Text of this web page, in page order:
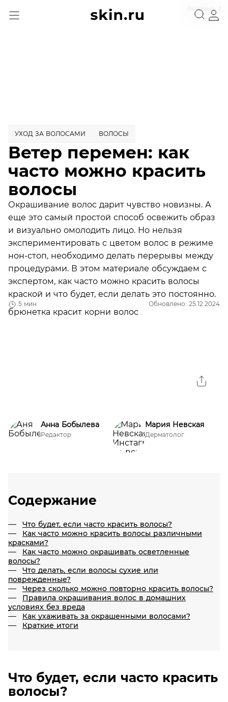
Реклама
5 мин Обновлено: 25.12.2024
УХОД ЗА ВОЛОСАМИ ВОЛОСЫ
Ветер перемен: как
часто можно красить
волосы
Окрашивание волос дарит чувство новизны. А
еще это самый простой способ освежить образ
и визуально омолодить лицо. Но нельзя
экспериментировать с цветом волос в режиме
нон-стоп, необходимо делать перерывы между
процедурами. В этом материале обсуждаем с
экспертом, как часто можно красить волосы
краской и что будет, если делать это постоянно.
Анна Бобылева
Редактор
Мария Невская
Дерматолог
Содержание
Что будет, если часто красить волосы?
Как часто можно красить волосы различными
красками?
Как часто можно окрашивать осветленные
волосы?
Что делать, если волосы сухие или
поврежденные?
Через сколько можно повторно красить волосы?
Правила окрашивания волос в домашних
условиях без вреда
Как ухаживать за окрашенными волосами?
Краткие итоги
Что будет, если часто красить
волосы?